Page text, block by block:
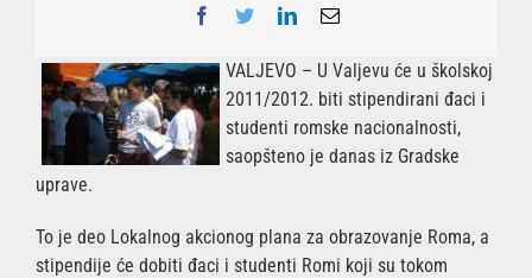
Facebook
TwitterLinkedInEmail
VALJEVO – U Valjevu će u školskoj
2011/2012. biti stipendirani đaci i
studenti romske nacionalnosti,
saopšteno je danas iz Gradske
uprave.
To je deo Lokalnog akcionog plana za obrazovanje Roma, a
stipendije će dobiti đaci i studenti Romi koji su tokom